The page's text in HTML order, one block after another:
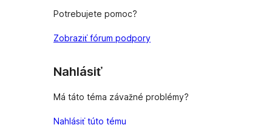
Potrebujete pomoc?
Zobraziť fórum podpory
Nahlásiť
Má táto téma závažné problémy?
Nahlásiť túto tému